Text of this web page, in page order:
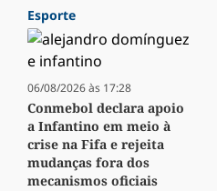
Esporte
06/08/2026 às 17:28
Conmebol declara apoio
a Infantino em meio à
crise na Fifa e rejeita
mudanças fora dos
mecanismos oficiais